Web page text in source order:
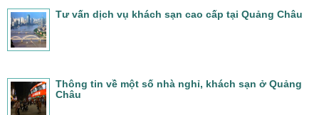
Tư vấn dịch vụ khách sạn cao cấp tại Quảng Châu
Thông tin về một số nhà nghỉ, khách sạn ở Quảng
Châu